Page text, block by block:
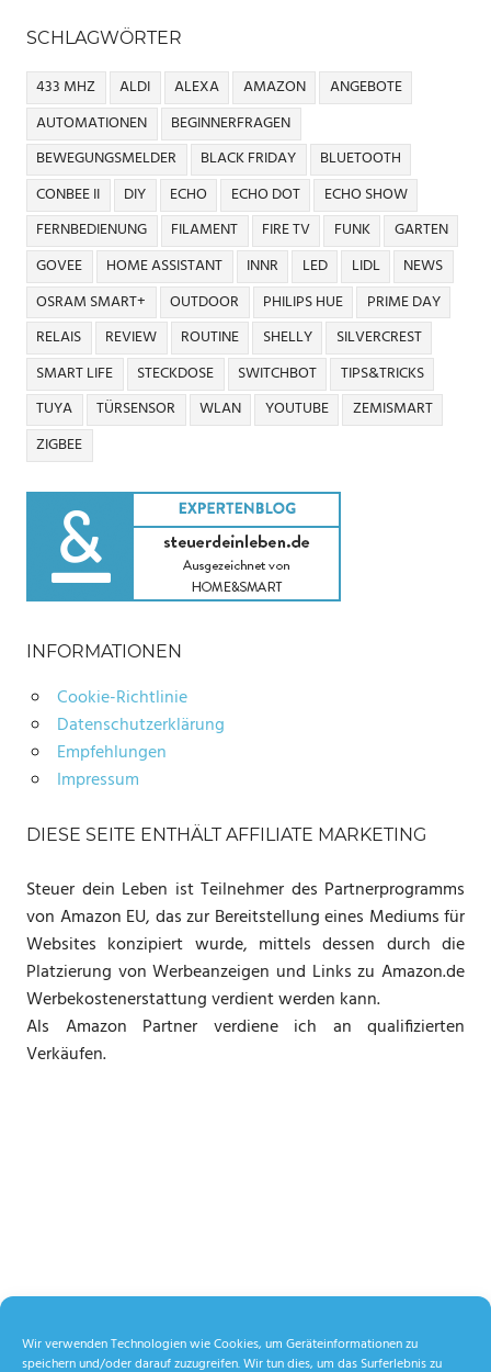
Wir verwenden Technologien wie Cookies, um Geräteinformationen zu
speichern und/oder darauf zuzugreifen. Wir tun dies, um das Surferlebnis zu
SCHLAGWÖRTER
433 MHZ ALDI ALEXA AMAZON
ANGEBOTE
AUTOMATIONEN
BEGINNERFRAGEN
BEWEGUNGSMELDER
BLACK FRIDAY
BLUETOOTH
CONBEE II
DIY ECHO ECHO DOT
ECHO SHOW
FERNBEDIENUNG
FILAMENT FIRE TV FUNK
GARTEN
GOVEE
HOME ASSISTANT INNR LED LIDL
NEWS
OSRAM SMART+
OUTDOOR PHILIPS HUE
PRIME DAY
RELAIS
REVIEW ROUTINE SHELLY
SILVERCREST
SMART LIFE
STECKDOSE SWITCHBOT
TIPS&TRICKS
TUYA
TÜRSENSOR WLAN YOUTUBE
ZEMISMART
ZIGBEE
INFORMATIONEN
Cookie-Richtlinie
Datenschutzerklärung
Empfehlungen
Impressum
DIESE SEITE ENTHÄLT AFFILIATE MARKETING
Steuer dein Leben ist Teilnehmer des Partnerprogramms
von Amazon EU, das zur Bereitstellung eines Mediums für
Websites konzipiert wurde, mittels dessen durch die
Platzierung von Werbeanzeigen und Links zu Amazon.de
Werbekostenerstattung verdient werden kann.
Als Amazon Partner verdiene ich an qualifizierten
Verkäufen.